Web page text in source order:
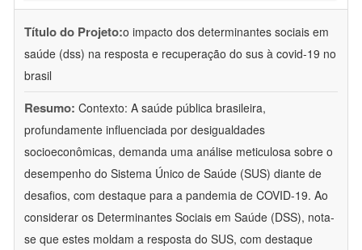
Título do Projeto:o impacto dos determinantes sociais em
saúde (dss) na resposta e recuperação do sus à covid-19 no
brasil
Resumo: Contexto: A saúde pública brasileira,
profundamente influenciada por desigualdades
socioeconômicas, demanda uma análise meticulosa sobre o
desempenho do Sistema Único de Saúde (SUS) diante de
desafios, com destaque para a pandemia de COVID-19. Ao
considerar os Determinantes Sociais em Saúde (DSS), nota-
se que estes moldam a resposta do SUS, com destaque